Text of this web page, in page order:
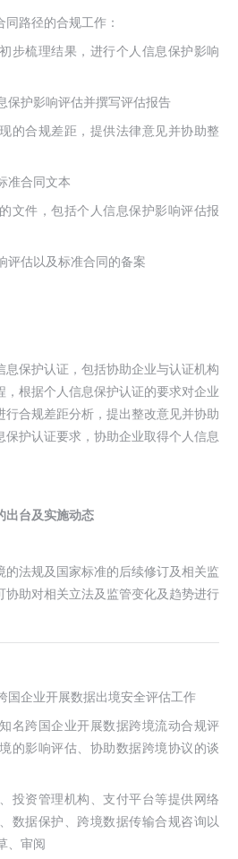
路径的合规工作：
步梳理结果，进行个人信息保护影响
保护影响评估并撰写评估报告
的合规差距，提供法律意见并协助整
准合同文本
文件，包括个人信息保护影响评估报
评估以及标准合同的备案
息保护认证，包括协助企业与认证机构
，根据个人信息保护认证的要求对企业
行合规差距分析，提出整改意见并协助
保护认证要求，协助企业取得个人信息
出台及实施动态
的法规及国家标准的后续修订及相关监
协助对相关立法及监管变化及趋势进行
国企业开展数据出境安全评估工作
名跨国企业开展数据跨境流动合规评
的影响评估、协助数据跨境协议的谈
投资管理机构、支付平台等提供网络
数据保护、跨境数据传输合规咨询以
、审阅